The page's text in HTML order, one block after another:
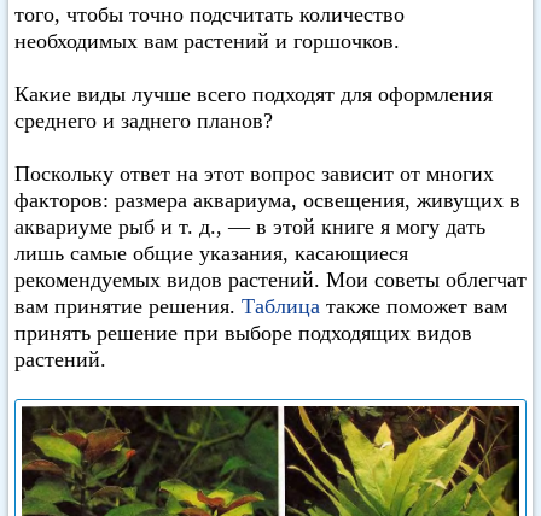
того, чтобы точно подсчитать количество
необходимых вам растений и горшочков.
Какие виды лучше всего подходят для оформления
среднего и заднего планов?
Поскольку ответ на этот вопрос зависит от многих
факторов: размера аквариума, освещения, живущих в
аквариуме рыб и т. д., — в этой книге я могу дать
лишь самые общие указания, касающиеся
рекомендуемых видов растений. Мои советы облегчат
вам принятие решения. Таблица также поможет вам
принять решение при выборе подходящих видов
растений.